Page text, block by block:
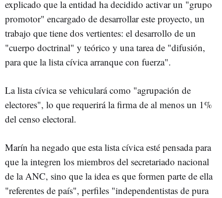
explicado que la entidad ha decidido activar un "grupo
promotor" encargado de desarrollar este proyecto, un
trabajo que tiene dos vertientes: el desarrollo de un
"cuerpo doctrinal" y teórico y una tarea de "difusión,
para que la lista cívica arranque con fuerza".
La lista cívica se vehiculará como "agrupación de
electores", lo que requerirá la firma de al menos un 1%
del censo electoral.
Marín ha negado que esta lista cívica esté pensada para
que la integren los miembros del secretariado nacional
de la ANC, sino que la idea es que formen parte de ella
"referentes de país", perfiles "independentistas de pura